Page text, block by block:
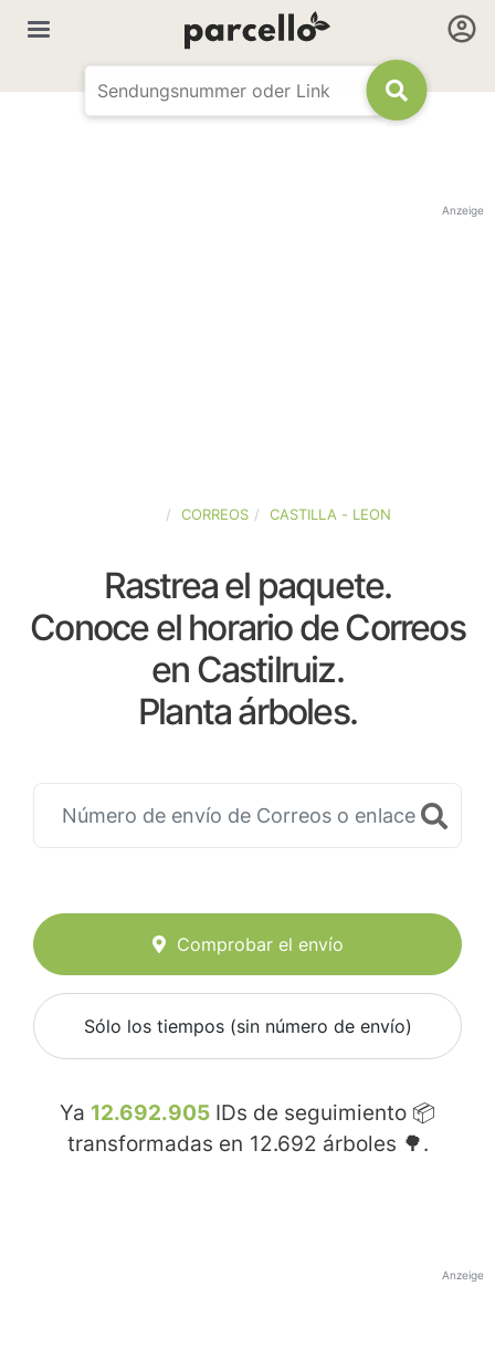
Anzeige
CORREOS CASTILLA - LEON
Rastrea el paquete.
Conoce el horario de Correos
en Castilruiz.
Planta árboles.
Comprobar el envío
Sólo los tiempos (sin número de envío)
Ya 12.692.905 IDs de seguimiento 📦
transformadas en 12.692 árboles 🌳.
Anzeige